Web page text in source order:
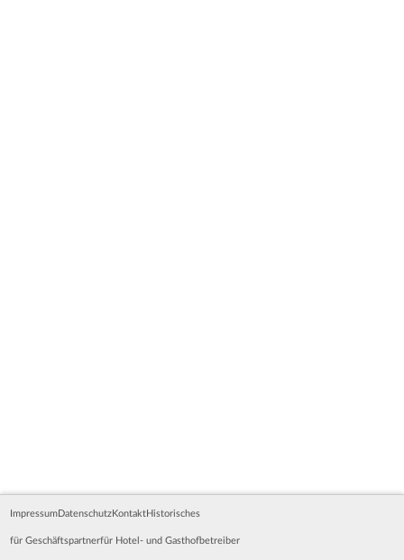
Impressum Datenschutz Kontakt Historisches
für Geschäftspartnerfür Hotel- und Gasthofbetreiber